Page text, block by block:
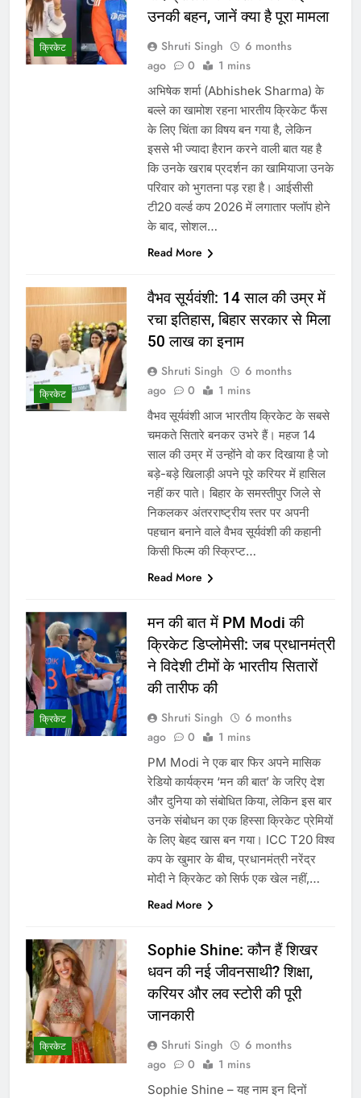
क्रिकेट
उनकी बहन, जानें क्या है पूरा मामला
Shruti Singh
6 months
ago
0 1 mins
अभिषेक शर्मा (Abhishek Sharma) के
बल्ले का खामोश रहना भारतीय क्रिकेट फैंस
के लिए चिंता का विषय बन गया है, लेकिन
इससे भी ज्यादा हैरान करने वाली बात यह है
कि उनके खराब प्रदर्शन का खामियाजा उनके
परिवार को भुगतना पड़ रहा है। आईसीसी
टी20 वर्ल्ड कप 2026 में लगातार फ्लॉप होने
के बाद, सोशल…
Read More
क्रिकेट
वैभव सूर्यवंशी: 14 साल की उम्र में
रचा इतिहास, बिहार सरकार से मिला
50 लाख का इनाम
Shruti Singh
6 months
ago
0 1 mins
वैभव सूर्यवंशी आज भारतीय क्रिकेट के सबसे
चमकते सितारे बनकर उभरे हैं। महज 14
साल की उम्र में उन्होंने वो कर दिखाया है जो
बड़े-बड़े खिलाड़ी अपने पूरे करियर में हासिल
नहीं कर पाते। बिहार के समस्तीपुर जिले से
निकलकर अंतरराष्ट्रीय स्तर पर अपनी
पहचान बनाने वाले वैभव सूर्यवंशी की कहानी
किसी फिल्म की स्क्रिप्ट…
Read More
क्रिकेट
मन की बात में PM Modi की
क्रिकेट डिप्लोमेसी: जब प्रधानमंत्री
ने विदेशी टीमों के भारतीय सितारों
की तारीफ की
Shruti Singh
6 months
ago
0 1 mins
PM Modi ने एक बार फिर अपने मासिक
रेडियो कार्यक्रम ‘मन की बात’ के जरिए देश
और दुनिया को संबोधित किया, लेकिन इस बार
उनके संबोधन का एक हिस्सा क्रिकेट प्रेमियों
के लिए बेहद खास बन गया। ICC T20 विश्व
कप के खुमार के बीच, प्रधानमंत्री नरेंद्र
मोदी ने क्रिकेट को सिर्फ एक खेल नहीं,…
Read More
क्रिकेट
Sophie Shine: कौन हैं शिखर
धवन की नई जीवनसाथी? शिक्षा,
करियर और लव स्टोरी की पूरी
जानकारी
Shruti Singh
6 months
ago
0 1 mins
Sophie Shine – यह नाम इन दिनों